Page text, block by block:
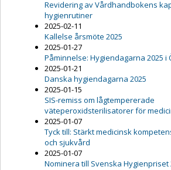
Revidering av Vårdhandbokens
hygienrutiner
2025-02-11
Kallelse årsmöte 2025
2025-01-27
Påminnelse: Hygiendagarna 2025 i
2025-01-21
Danska hygiendagarna 2025
2025-01-15
SIS-remiss om lågtempererade
väteperoxidsterilisatorer för
2025-01-07
Tyck till: Stärkt medicinsk
och sjukvård
2025-01-07
Nominera till Svenska Hygienpriset